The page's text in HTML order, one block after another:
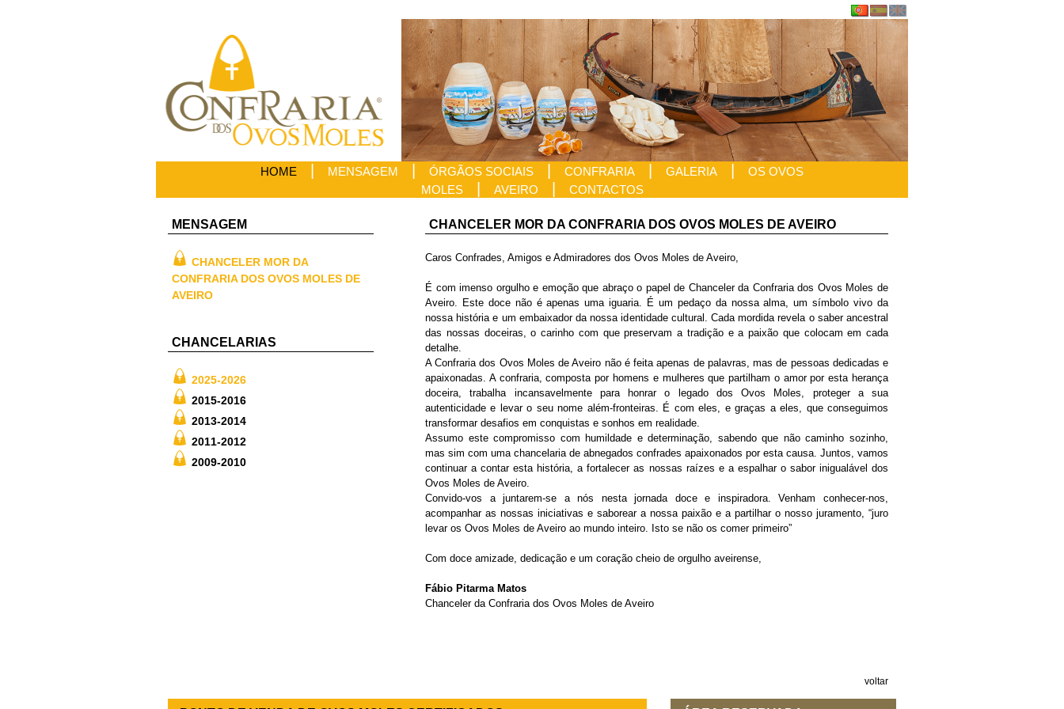
HOME MENSAGEM ÓRGÃOS SOCIAIS CONFRARIA GALERIA
OS OVOS
MOLES
AVEIRO CONTACTOS
MENSAGEM
CHANCELER MOR DA
CONFRARIA DOS OVOS MOLES DE
AVEIRO
CHANCELARIAS
2025-2026
2015-2016
2013-2014
2011-2012
2009-2010
CHANCELER MOR DA CONFRARIA DOS OVOS MOLES DE AVEIRO
Caros Confrades, Amigos e Admiradores dos Ovos Moles de Aveiro,
É com imenso orgulho e emoção que abraço o papel de Chanceler da Confraria dos Ovos Moles de
Aveiro. Este doce não é apenas uma iguaria. É um pedaço da nossa alma, um símbolo vivo da
nossa história e um embaixador da nossa identidade cultural. Cada mordida revela o saber ancestral
das nossas doceiras, o carinho com que preservam a tradição e a paixão que colocam em cada
detalhe.
A Confraria dos Ovos Moles de Aveiro não é feita apenas de palavras, mas de pessoas dedicadas e
apaixonadas. A confraria, composta por homens e mulheres que partilham o amor por esta herança
doceira, trabalha incansavelmente para honrar o legado dos Ovos Moles, proteger a sua
autenticidade e levar o seu nome além-fronteiras. É com eles, e graças a eles, que conseguimos
transformar desafios em conquistas e sonhos em realidade.
Assumo este compromisso com humildade e determinação, sabendo que não caminho sozinho,
mas sim com uma chancelaria de abnegados confrades apaixonados por esta causa. Juntos, vamos
continuar a contar esta história, a fortalecer as nossas raízes e a espalhar o sabor inigualável dos
Ovos Moles de Aveiro.
Convido-vos a juntarem-se a nós nesta jornada doce e inspiradora. Venham conhecer-nos,
acompanhar as nossas iniciativas e saborear a nossa paixão e a partilhar o nosso juramento, “juro
levar os Ovos Moles de Aveiro ao mundo inteiro. Isto se não os comer primeiro”
Com doce amizade, dedicação e um coração cheio de orgulho aveirense,
Fábio Pitarma Matos
Chanceler da Confraria dos Ovos Moles de Aveiro
voltar